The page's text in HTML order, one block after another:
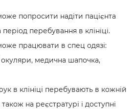
попросити надіти пацієнта
період перебування в клініці.
працювати в спец одязі:
окуляри, медична шапочка,
в клініці перебувають в кожній
також на реєстратурі і доступні